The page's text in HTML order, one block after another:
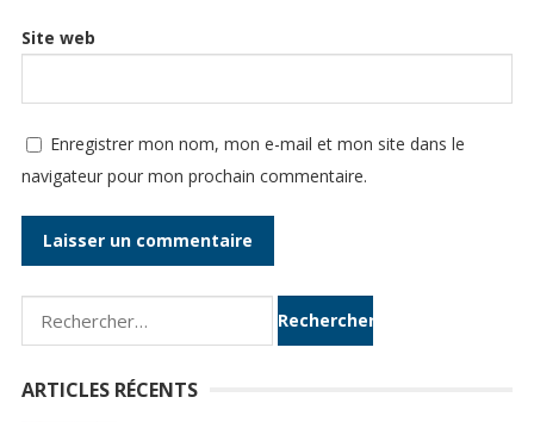
Site web
Enregistrer mon nom, mon e-mail et mon site dans le
navigateur pour mon prochain commentaire.
Rechercher :
ARTICLES RÉCENTS